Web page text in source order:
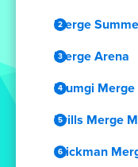
Merge
Merge Arena
Blumgi Merge
Drills Merge
Stickman